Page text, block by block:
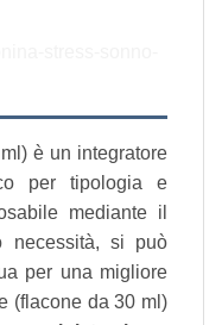
è un integratore
per tipologia e
mediante il
necessità, si può
per una migliore
(flacone da 30 ml)